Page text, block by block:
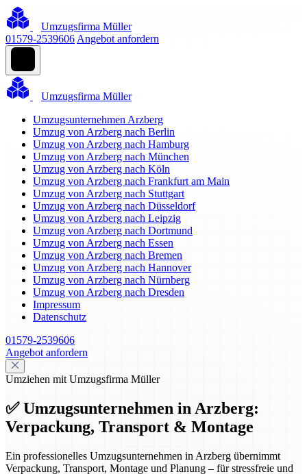
Umzugsfirma Müller
01579-2539606 Angebot anfordern
Umzugsfirma Müller
Umzugsunternehmen Arzberg
Umzug von Arzberg nach Berlin
Umzug von Arzberg nach Hamburg
Umzug von Arzberg nach München
Umzug von Arzberg nach Köln
Umzug von Arzberg nach Frankfurt am Main
Umzug von Arzberg nach Stuttgart
Umzug von Arzberg nach Düsseldorf
Umzug von Arzberg nach Leipzig
Umzug von Arzberg nach Dortmund
Umzug von Arzberg nach Essen
Umzug von Arzberg nach Bremen
Umzug von Arzberg nach Hannover
Umzug von Arzberg nach Nürnberg
Umzug von Arzberg nach Dresden
Impressum
Datenschutz
01579-2539606
Angebot anfordern
Umziehen mit Umzugsfirma Müller
✅ Umzugsunternehmen in Arzberg:
Verpackung, Transport & Montage
Ein professionelles Umzugsunternehmen in Arzberg übernimmt
Verpackung, Transport, Montage und Planung – für stressfreie und